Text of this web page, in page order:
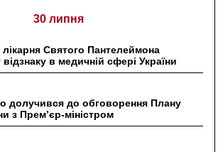
30 липня
лікарня Святого Пантелеймона
в медичній сфері України
долучився до обговорення Плану
з Прем’єр-міністром